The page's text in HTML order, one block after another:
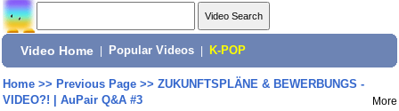
Video Home Popular Videos K-POP
Home>> Previous Page>> ZUKUNFTSPLÄNE & BEWERBUNGS -
VIDEO?! | AuPair Q&A #3
More